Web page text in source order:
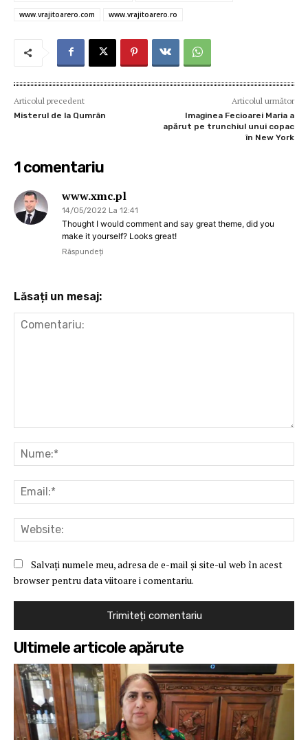
www.vrajitoarero.com www.vrajitoarero.ro
Articolul precedent
Misterul de la Qumrân
Articolul următor
Imaginea Fecioarei Maria a
apărut pe trunchiul unui copac
în New York
1 comentariu
www.xmc.pl
14/05/2022 La 12:41
Thought I would comment and say great theme, did you
make it yourself? Looks great!
Răspundeți
Lăsați un mesaj:
Salvați numele meu, adresa de e-mail și site-ul web în acest
browser pentru data viitoare i comentariu.
Ultimele articole apărute